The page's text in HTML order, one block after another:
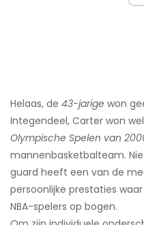
Helaas, de 43-jarige won
Integendeel, Carter won
Olympische Spelen van
mannenbasketbalteam.
guard heeft een van de
persoonlijke prestaties
NBA-spelers op bogen.